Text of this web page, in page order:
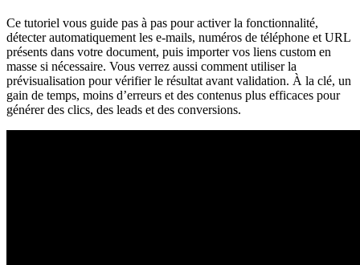
Ce tutoriel vous guide pas à pas pour activer la fonctionnalité,
détecter automatiquement les e-mails, numéros de téléphone et URL
présents dans votre document, puis importer vos liens custom en
masse si nécessaire. Vous verrez aussi comment utiliser la
prévisualisation pour vérifier le résultat avant validation. À la clé, un
gain de temps, moins d’erreurs et des contenus plus efficaces pour
générer des clics, des leads et des conversions.